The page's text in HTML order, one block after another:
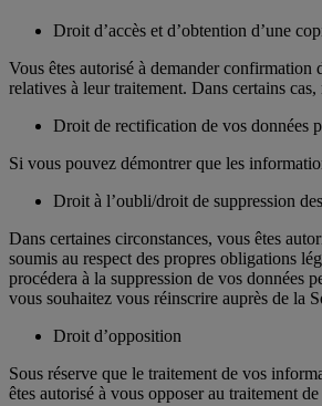
Droit d’accès et d’obtention d’une
Vous êtes autorisé à demander
relatives à leur traitement. Dans certains
Droit de rectification de vos données
Si vous pouvez démontrer que les
Droit à l’oubli/droit de suppression
Dans certaines circonstances, vous êtes
soumis au respect des propres obligations
procédera à la suppression de vos données
vous souhaitez vous réinscrire auprès de la
Droit d’opposition
Sous réserve que le traitement de vos
êtes autorisé à vous opposer au traitement